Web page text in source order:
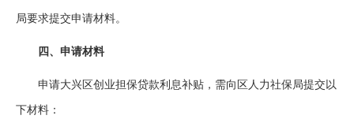
局要求提交申请材料。
四、申请材料
申请大兴区创业担保贷款利息补贴，需向区人力社保局提交以
下材料：